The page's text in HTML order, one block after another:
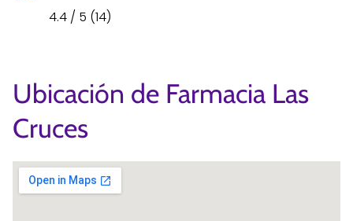
4.4 / 5 (14)
Ubicación de Farmacia Las
Cruces